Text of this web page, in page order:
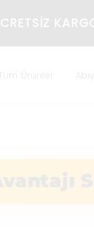
Tüm Ürünler Abiye